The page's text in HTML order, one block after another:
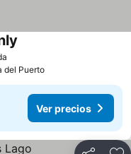
del Puerto
Ver precios